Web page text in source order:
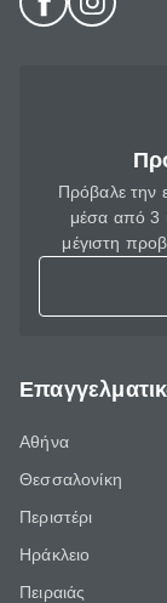
Πρόβαλε την
μέσα από 3
μέγιστη
Αθήνα
Θεσσαλονίκη
Περιστέρι
Ηράκλειο
Πειραιάς